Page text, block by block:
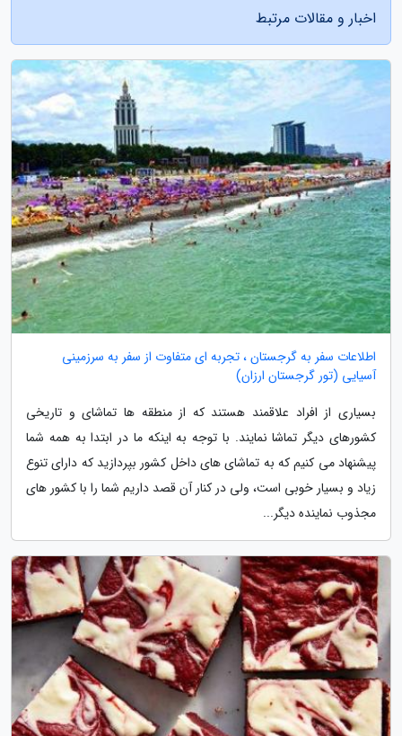
اخبار و مقالات مرتبط
اطلاعات سفر به گرجستان ، تجربه ای متفاوت از سفر به سرزمینی
آسیایی (تور گرجستان ارزان)
بسیاری از افراد علاقمند هستند که از منطقه ها تماشای و تاریخی
کشورهای دیگر تماشا نمایند. با توجه به اینکه ما در ابتدا به همه شما
پیشنهاد می کنیم که به تماشای های داخل کشور بپردازید که دارای تنوع
زیاد و بسیار خوبی است، ولی در کنار آن قصد داریم شما را با کشور های
مجذوب نماینده دیگر...